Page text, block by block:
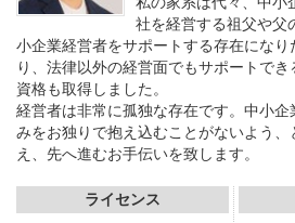
社を経営する祖父や父
小企業経営者をサポートする存在にな
り、法律以外の経営面でもサポートで
資格も取得しました。
経営者は非常に孤独な存在です。中小
みをお独りで抱え込むことがないよう
え、先へ進むお手伝いを致します。
ライセンス